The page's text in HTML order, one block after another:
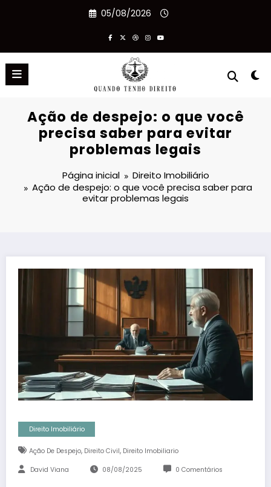
05/08/2026
Ação de despejo: o que você
precisa saber para evitar
problemas legais
Página inicial
Direito Imobiliário
Ação de despejo: o que você precisa saber para
evitar problemas legais
Direito Imobiliário
Ação De Despejo, Direito Civil, Direito Imobiliario
David Viana 08/08/2025 0 Comentários